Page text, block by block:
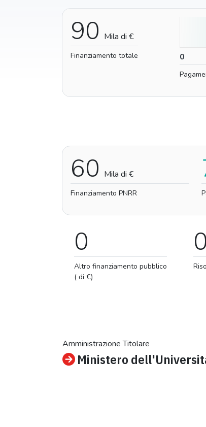
90 Mila di €
Finanziamento totale 0
60 Mila di €
Finanziamento PNRR
0
Altro finanziamento pubblico
( di €)
0
Amministrazione Titolare
Ministero